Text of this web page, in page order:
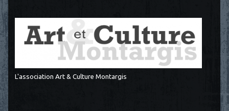
L'association Art & Culture Montargis